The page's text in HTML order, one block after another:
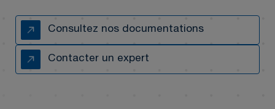
Consultez nos documentations
Contacter un expert